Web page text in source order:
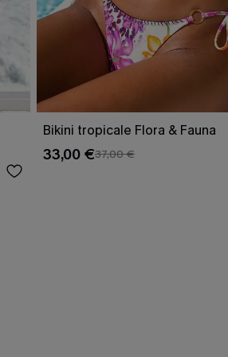
Bikini tropicale Flora & Fauna
33,00 €37,00 €